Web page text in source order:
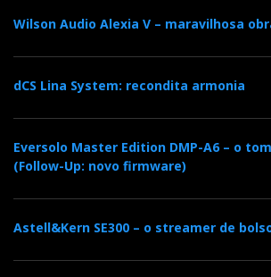
Wilson Audio Alexia V – maravilhosa
dCS Lina System: recondita armonia
Eversolo Master Edition DMP-A6 – o
(Follow-Up: novo firmware)
Astell&Kern SE300 – o streamer de